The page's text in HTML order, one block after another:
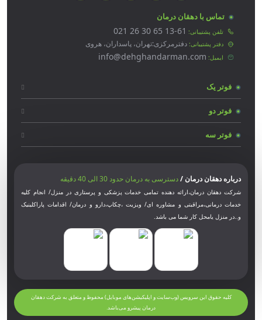
تماس با دهقان درمان
تلفن پشتیبانی: 021 26 30 65 13-61
دفتر پشتیبانی: دفترمرکزی:تهران، پاسداران، هروی
ایمیل: info@dehghandarman.com
فوتر یک
فوتر دو
فوتر سه
درباره دهقان درمان /دسترسی به درمان حدود 30 الی 40 دقیقه
شرکت دهقان درمان،ارائه دهنده تمامی خدمات پزشکی و پرستاری در منزل/ انجام کلیه
خدمات درمانی،مراقبتی و مشاوره ای/ ویزیت ،چکاپ،دارو و درمان/ اقدامات پاراکلینیک
و..در منزل یامحل کار شما می باشد.
کلیه حقوق این سرویس (وب‌سایت و اپلیکیشن‌های موبایل) محفوظ و متعلق به شرکت دهقان
درمان پیشرو می‌باشد.